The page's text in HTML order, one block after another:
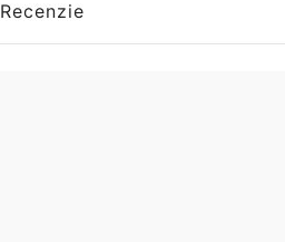
Recenzie